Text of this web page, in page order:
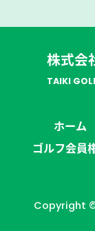
株式会
TAIKI
ホーム
ゴルフ会員
Copyright ©